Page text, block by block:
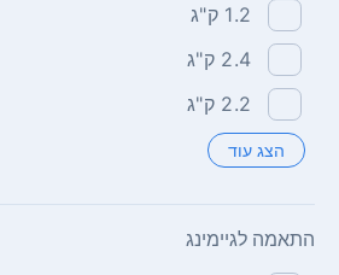
1.2 ק"ג
2.4 ק"ג
2.2 ק"ג
הצג עוד
התאמה לגיימינג